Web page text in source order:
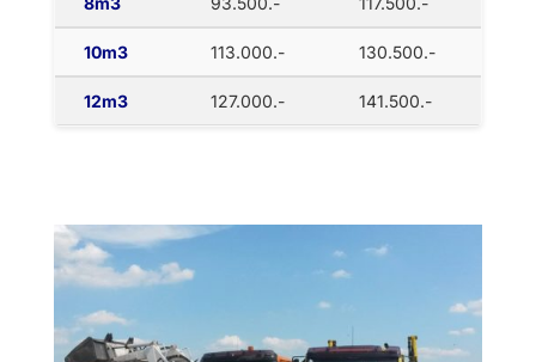
10m3 113.000.- 130.500.-
12m3 127.000.- 141.500.-